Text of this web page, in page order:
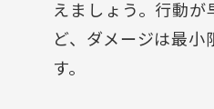
えましょう。行動が
ど、ダメージは最小
す。